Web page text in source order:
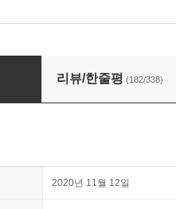
리뷰/한줄평 (182/338)
2020년 11월 12일